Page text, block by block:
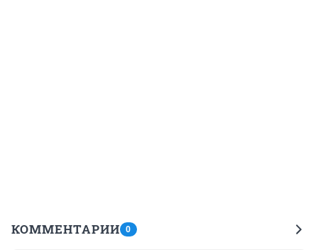
КОММЕНТАРИИ 0